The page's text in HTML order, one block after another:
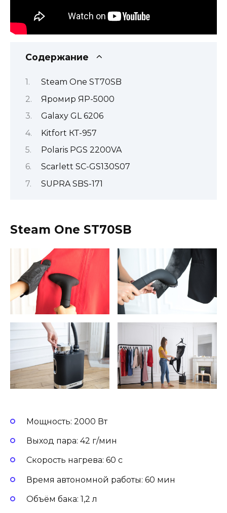
Содержание
Steam One ST70SB
Яромир ЯР-5000
Galaxy GL 6206
Kitfort КТ-957
Polaris PGS 2200VA
Scarlett SC-GS130S07
SUPRA SBS-171
Steam One ST70SB
Мощность: 2000 Вт
Выход пара: 42 г/мин
Скорость нагрева: 60 с
Время автономной работы: 60 мин
Объём бака: 1,2 л